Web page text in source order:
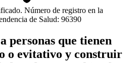
Número de registro en la
de Salud: 96390
personas que tienen
o evitativo y construir